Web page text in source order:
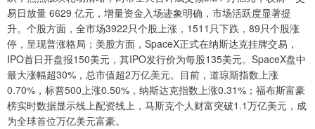
易日放量 6629 亿元，增量资金入场迹象明确，市场活跃度显著提
升。个股方面，全市场3922只个股上涨，1511只下跌，89只个股涨
停，呈现普涨格局；美股方面，SpaceX正式在纳斯达克挂牌交易，
IPO首日开盘报150美元，其IPO发行价为每股135美元。SpaceX盘中
最大涨幅超30%，总市值超2万亿美元。目前，道琼斯指数上涨
0.70%，标普500上涨0.50%，纳斯达克指数上涨0.31%；福布斯富豪
榜实时数据显示线上配资线上，马斯克个人财富突破1.1万亿美元，成
为全球首位万亿美元富豪。